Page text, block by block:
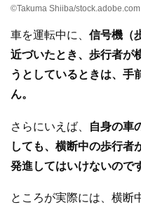
©Takuma Shiiba/stock.adobe.com
車を運転中に、 信号機（
近づいたとき、歩行者が
うとしているときは、手
ん。
さらにいえば、
自身の車
しても、横断中の歩行者
発進してはいけないので
ところが実際には、横断